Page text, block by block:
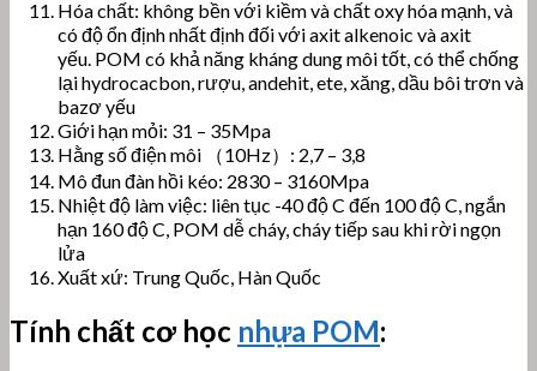
Hóa chất: không bền với kiềm và chất oxy hóa mạnh, và
có độ ổn định nhất định đối với axit alkenoic và axit
yếu. POM có khả năng kháng dung môi tốt, có thể chống
lại hydrocacbon, rượu, andehit, ete, xăng, dầu bôi trơn và
bazơ yếu
Giới hạn mỏi: 31 – 35Mpa
Hằng số điện môi （10Hz）: 2,7 – 3,8
Mô đun đàn hồi kéo: 2830 – 3160Mpa
Nhiệt độ làm việc: liên tục -40 độ C đến 100 độ C, ngắn
hạn 160 độ C, POM dễ cháy, cháy tiếp sau khi rời ngọn
lửa
Xuất xứ: Trung Quốc, Hàn Quốc
Tính chất cơ học nhựa POM: